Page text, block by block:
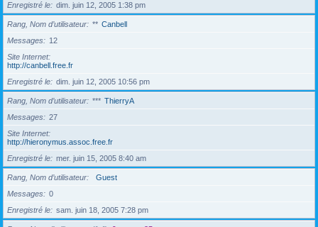
Enregistré le
dim. juin 12, 2005 1:38 pm
Rang, Nom d’utilisateur ** Canbell
Messages
12
Site Internet
http://canbell.free.fr
Enregistré le
dim. juin 12, 2005 10:56 pm
Rang, Nom d’utilisateur *** ThierryA
Messages
27
Site Internet
http://hieronymus.assoc.free.fr
Enregistré le
mer. juin 15, 2005 8:40 am
Rang, Nom d’utilisateur
Guest
Messages
0
Enregistré le
sam. juin 18, 2005 7:28 pm